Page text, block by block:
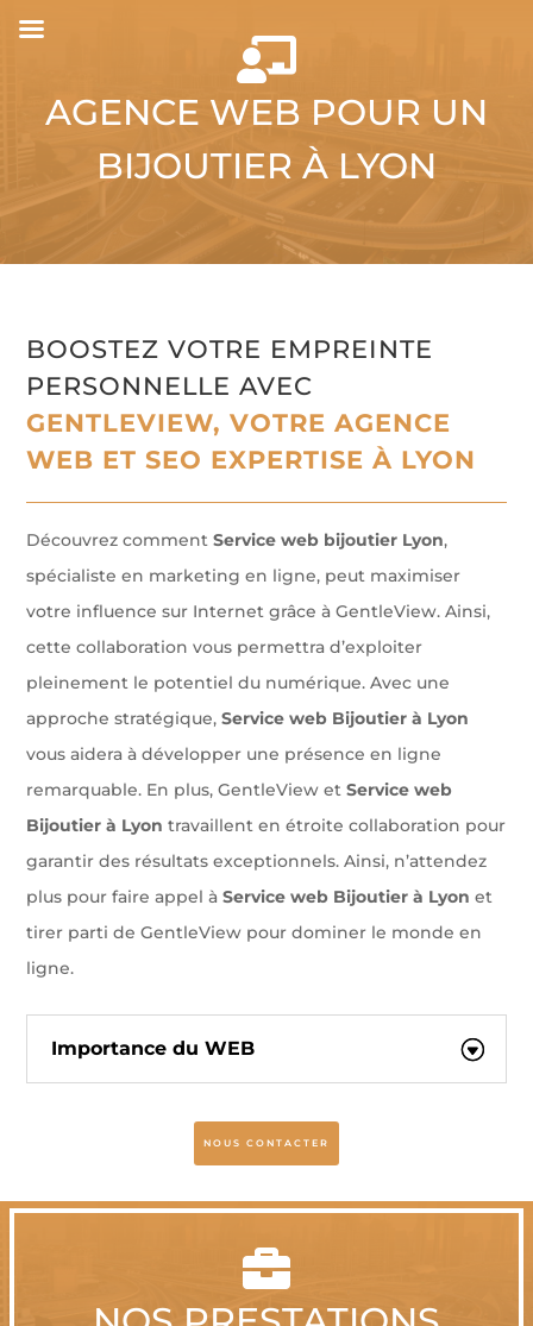

AGENCE WEB POUR UN
BIJOUTIER À LYON
BOOSTEZ VOTRE EMPREINTE
PERSONNELLE AVEC
GENTLEVIEW, VOTRE AGENCE
WEB ET SEO EXPERTISE À LYON
Découvrez commentService web bijoutier Lyon,
spécialiste en marketing en ligne, peut maximiser
votre influence sur Internet grâce à GentleView. Ainsi,
cette collaboration vous permettra d’exploiter
pleinement le potentiel du numérique. Avec une
approche stratégique,Service web Bijoutier à Lyon
vous aidera à développer une présence en ligne
remarquable. En plus, GentleView etService web
Bijoutier à Lyon travaillent en étroite collaboration pour
garantir des résultats exceptionnels. Ainsi, n’attendez
plus pour faire appel àService web Bijoutier à Lyon et
tirer parti de GentleView pour dominer le monde en
ligne.
Importance du WEB
NOUS CONTACTER
